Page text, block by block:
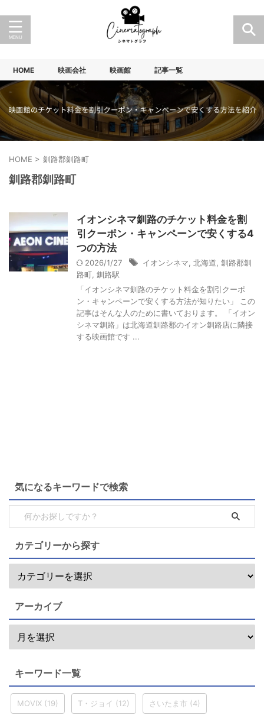
HOME 映画会社 映画館 記事一覧
HOME > 釧路郡釧路町
釧路郡釧路町
イオンシネマ釧路のチケット料金を割
引クーポン・キャンペーンで安くする4
つの方法
2026/1/27 イオンシネマ 北海道 釧路郡釧
路町 釧路駅
「イオンシネマ釧路のチケット料金を割引クーポ
ン・キャンペーンで安くする方法が知りたい」 この
記事はそんな人のために書いております。 「イオン
シネマ釧路」は北海道釧路郡のイオン釧路店に隣接
する映画館です ...
気になるキーワードで検索
カテゴリーから探す
アーカイブ
キーワード一覧
MOVIX (19) T・ジョイ (12) さいたま市 (4)